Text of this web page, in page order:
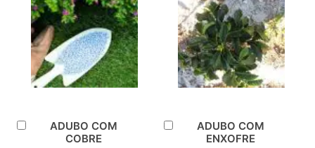
ADUBO COM
COBRE
Adicionar
ADUBO COM
ENXOFRE